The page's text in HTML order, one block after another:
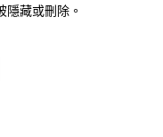
藏或刪除。